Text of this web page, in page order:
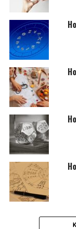
Rak (21.06.-
LJUBAV: U vašim
dosta nemira,
KARIJERA:
jer ćete tako raditi
će onda biti bolji.
Lav (21.07.-
LJUBAV: Na
pretenzija. To je
što želite.
KARIJERA: Na
iskazivanja
zanimljivo kao na
LJUBAV: